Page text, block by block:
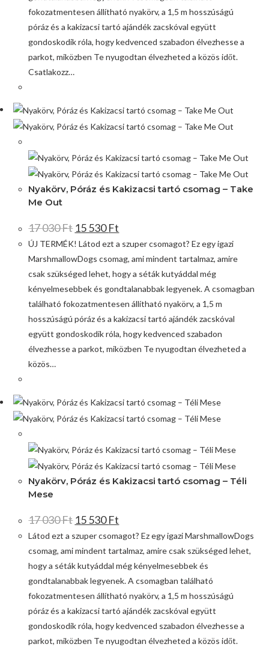
fokozatmentesen állítható nyakörv, a 1,5 m hosszúságú
póráz és a kakizacsi tartó ajándék zacskóval együtt
gondoskodik róla, hogy kedvenced szabadon élvezhesse a
parkot, miközben Te nyugodtan élvezheted a közös időt.
Csatlakozz…
Nyakörv, Póráz és Kakizacsi tartó csomag – Take
Me Out
17 030Ft 15 530Ft
ÚJ TERMÉK! Látod ezt a szuper csomagot? Ez egy igazi
MarshmallowDogs csomag, ami mindent tartalmaz, amire
csak szükséged lehet, hogy a séták kutyáddal még
kényelmesebbek és gondtalanabbak legyenek. A csomagban
található fokozatmentesen állítható nyakörv, a 1,5 m
hosszúságú póráz és a kakizacsi tartó ajándék zacskóval
együtt gondoskodik róla, hogy kedvenced szabadon
élvezhesse a parkot, miközben Te nyugodtan élvezheted a
közös…
Nyakörv, Póráz és Kakizacsi tartó csomag – Téli
Mese
17 030Ft 15 530Ft
Látod ezt a szuper csomagot? Ez egy igazi MarshmallowDogs
csomag, ami mindent tartalmaz, amire csak szükséged lehet,
hogy a séták kutyáddal még kényelmesebbek és
gondtalanabbak legyenek. A csomagban található
fokozatmentesen állítható nyakörv, a 1,5 m hosszúságú
póráz és a kakizacsi tartó ajándék zacskóval együtt
gondoskodik róla, hogy kedvenced szabadon élvezhesse a
parkot, miközben Te nyugodtan élvezheted a közös időt.